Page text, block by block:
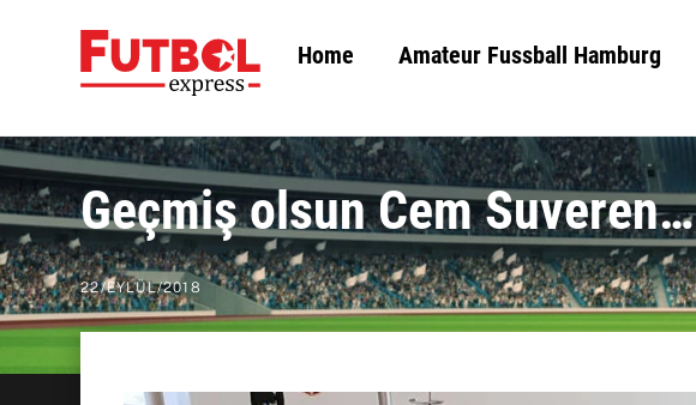
content
Home Amateur Fussball Hamburg
Geçmiş olsun Cem Suveren…
22/EYLÜL/2018